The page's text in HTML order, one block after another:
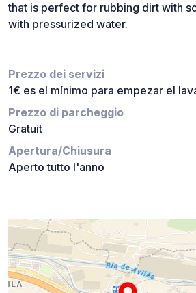
that is perfect for rubbing dirt with
with pressurized water.
Prezzo dei servizi
1€ es el mínimo para empezar el
Prezzo di parcheggio
Gratuit
Apertura/Chiusura
Aperto tutto l'anno